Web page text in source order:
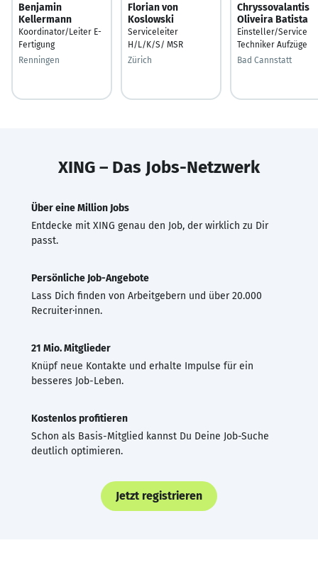
Benjamin
Kellermann
Koordinator/Leiter E-
Fertigung
Renningen
Florian von
Koslowski
Serviceleiter
H/L/K/S/ MSR
Zürich
Chryssovalantis
Oliveira Batista
Einsteller/Service
Techniker Aufzüge
Bad Cannstatt
XING – Das Jobs-Netzwerk
Über eine Million Jobs
Entdecke mit XING genau den Job, der wirklich zu Dir
passt.
Persönliche Job-Angebote
Lass Dich finden von Arbeitgebern und über 20.000
Recruiter·innen.
21 Mio. Mitglieder
Knüpf neue Kontakte und erhalte Impulse für ein
besseres Job-Leben.
Kostenlos profitieren
Schon als Basis-Mitglied kannst Du Deine Job-Suche
deutlich optimieren.
Jetzt registrieren